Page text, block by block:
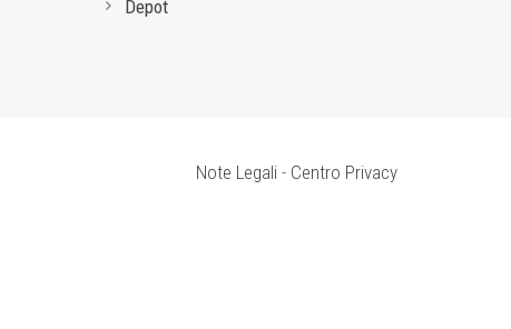
Depot
Note Legali - Centro Privacy